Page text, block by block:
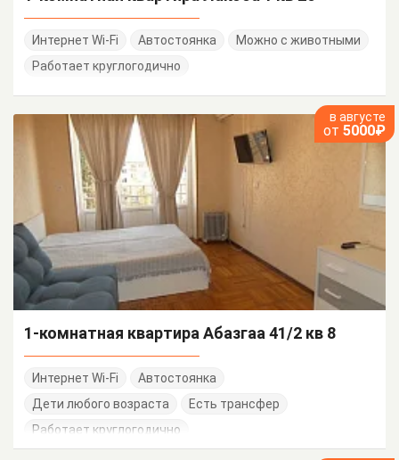
Интернет Wi-Fi Автостоянка
Можно с животными
Работает круглогодично
в августе
от 5000₽
1-комнатная квартира Абазгаа 41/2 кв 8
Интернет Wi-Fi
Автостоянка
Дети любого возраста
Есть трансфер
Работает круглогодично